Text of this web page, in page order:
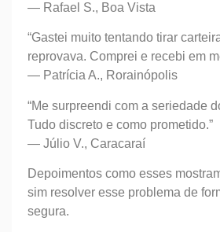
— Rafael S., Boa Vista
“Gastei muito tentando tirar
reprovava. Comprei e recebi em
— Patrícia A., Rorainópolis
“Me surpreendi com a seriedade
Tudo discreto e como prometido.”
— Júlio V., Caracaraí
Depoimentos como esses
sim resolver esse problema de
segura.